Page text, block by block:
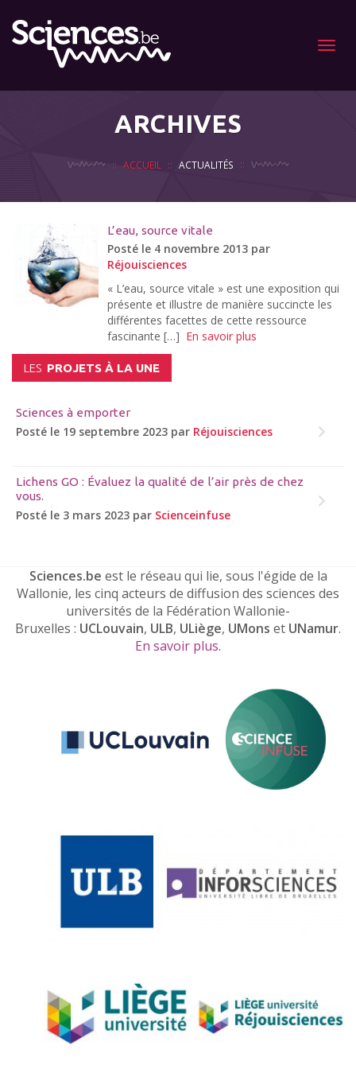
Menu
ARCHIVES
ACCUEIL ACTUALITÉS
L’eau, source vitale
Posté le 4 novembre 2013 par
Réjouisciences
« L’eau, source vitale » est une exposition qui
présente et illustre de manière succincte les
différentes facettes de cette ressource
fascinante […] En savoir plus
LES PROJETS À LA UNE
Sciences à emporter
Posté le 19 septembre 2023 par Réjouisciences
Lichens GO : Évaluez la qualité de l’air près de chez
vous.
Posté le 3 mars 2023 par Scienceinfuse
Sciences.be est le réseau qui lie, sous l'égide de la
Wallonie, les cinq acteurs de diffusion des sciences des
universités de la Fédération Wallonie-
Bruxelles : UCLouvain, ULB, ULiège, UMons et UNamur.
En savoir plus.